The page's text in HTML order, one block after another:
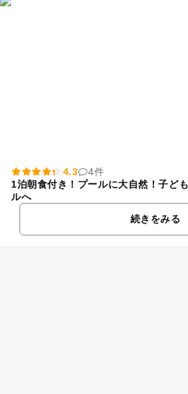
4.3
4件
1泊朝食付き！プールに大自然！子ど
ルへ
続きをみる